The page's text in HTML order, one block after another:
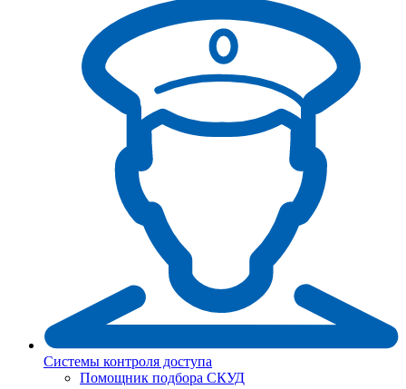
Системы контроля доступа
Помощник подбора СКУД